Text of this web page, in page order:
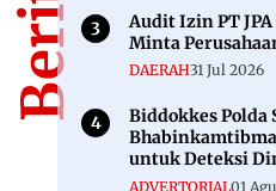
Audit Izin PT
Minta
DAERAH31 Jul 2026
Biddokkes
untuk Deteksi
ADVERTORIAL01